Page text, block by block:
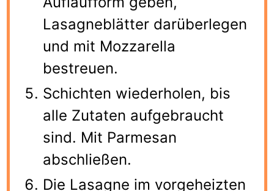
Lasagneblätter darüberlegen
und mit Mozzarella
bestreuen.
Schichten wiederholen, bis
alle Zutaten aufgebraucht
sind. Mit Parmesan
abschließen.
Die Lasagne im vorgeheizten